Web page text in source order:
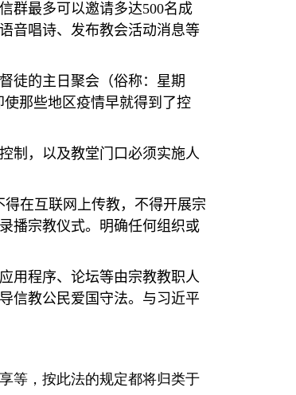
群最多可以邀请多达500名成
音唱诗、发布教会活动消息等
徒的主日聚会（俗称：星期
那些地区疫情早就得到了控
制，以及教堂门口必须实施人
在互联网上传教，不得开展宗
播宗教仪式。明确任何组织或
用程序、论坛等由宗教教职人
信教公民爱国守法。与习近平
等，按此法的规定都将归类于